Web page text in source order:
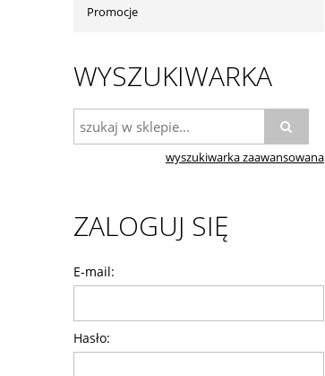
Promocje
WYSZUKIWARKA
wyszukiwarka zaawansowana
ZALOGUJ SIĘ
E-mail:
Hasło: